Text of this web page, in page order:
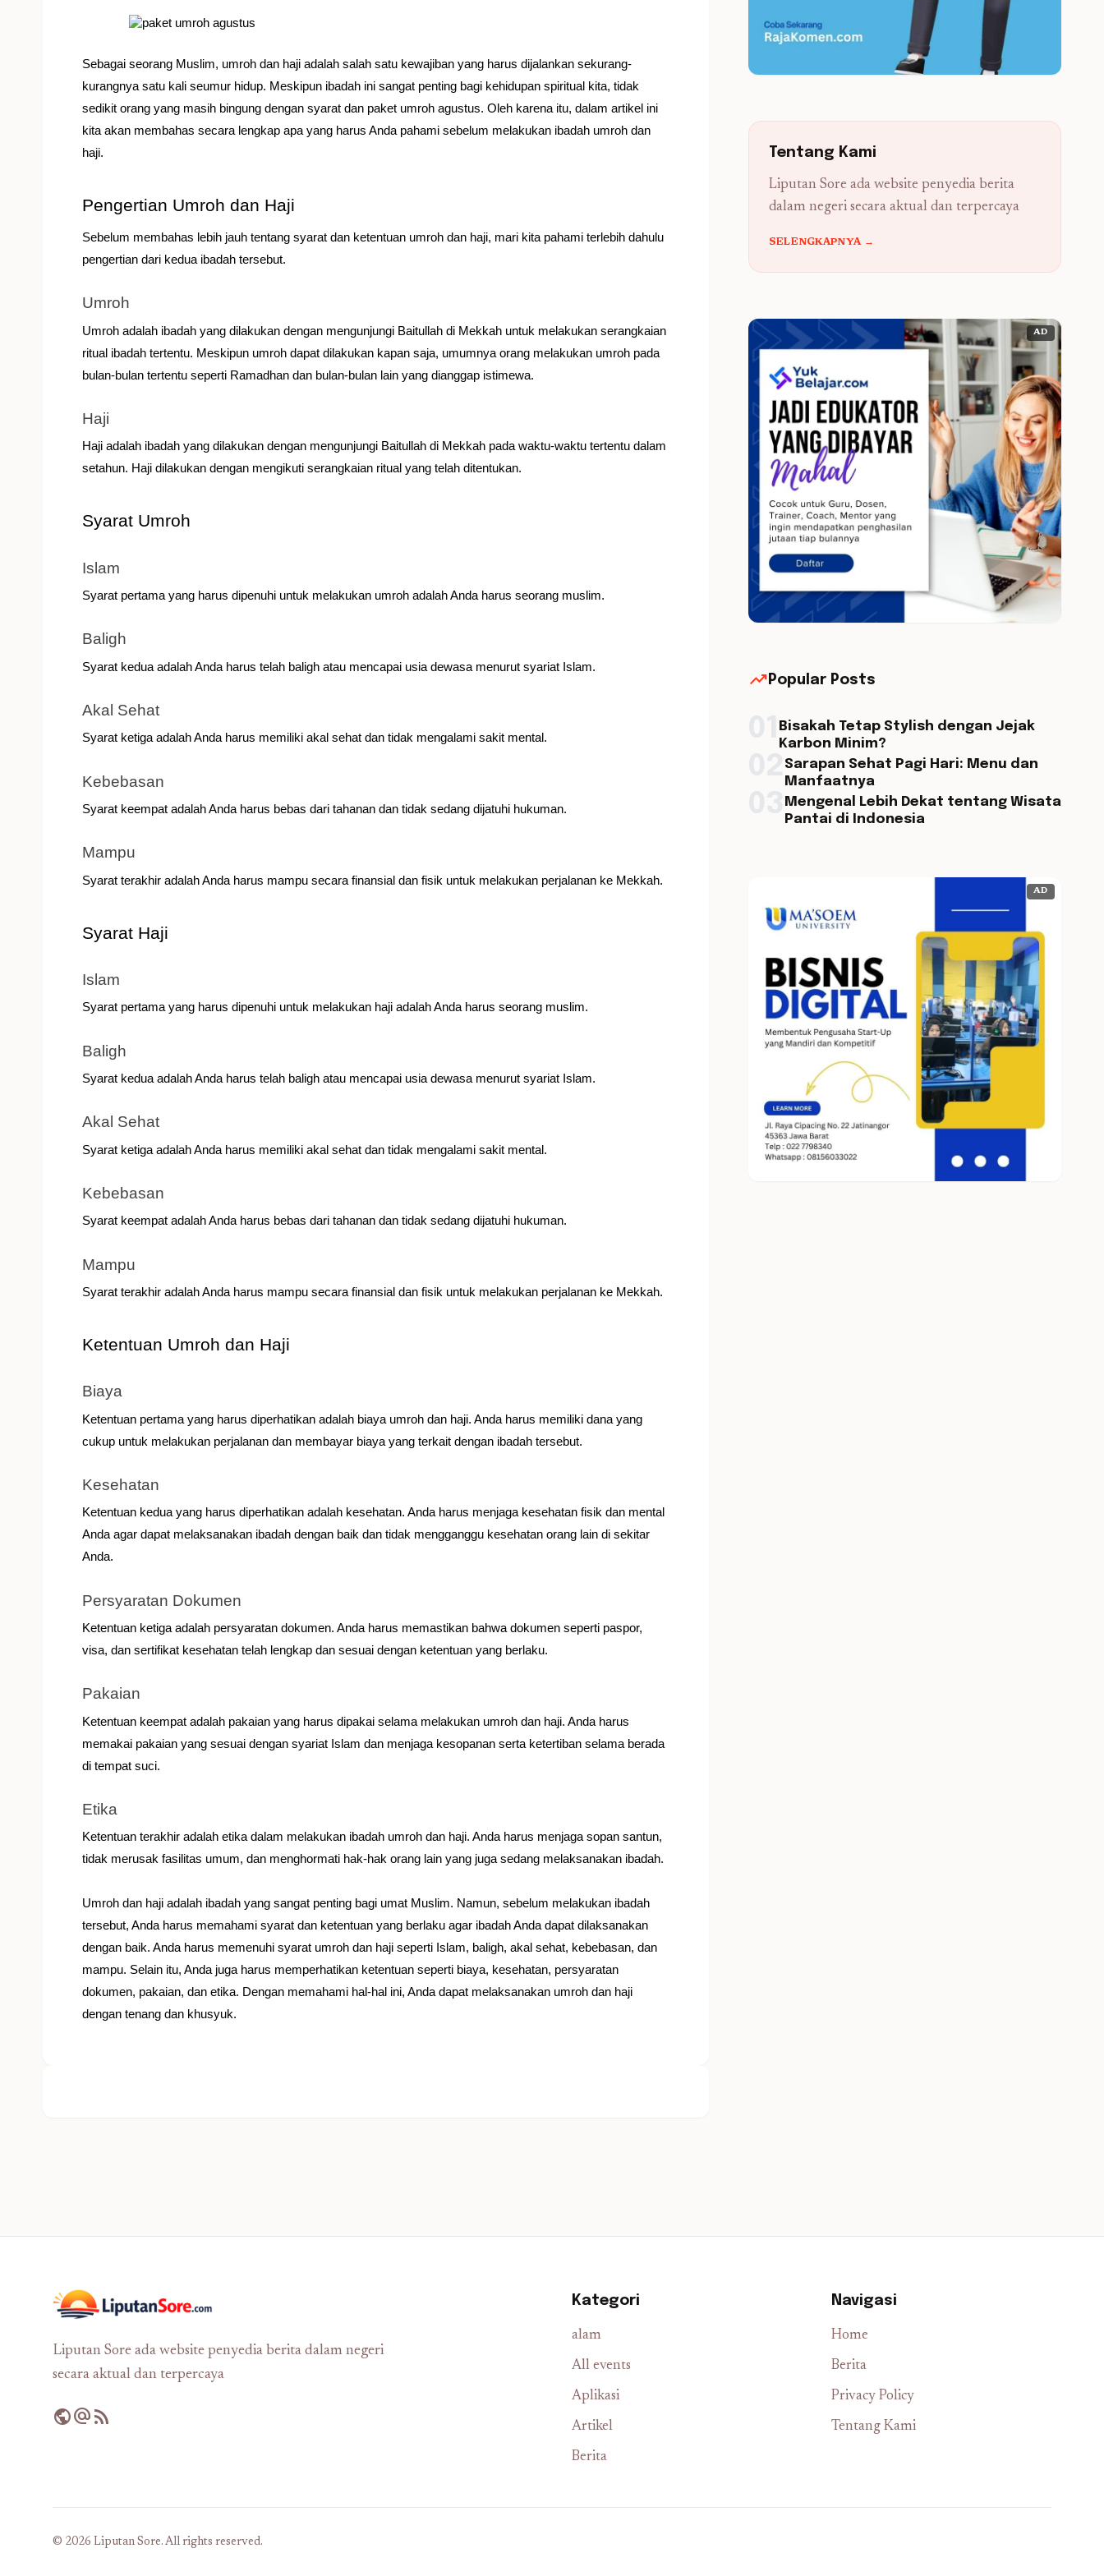
Sebagai seorang Muslim, umroh dan haji adalah salah satu kewajiban yang harus dijalankan sekurang-
kurangnya satu kali seumur hidup. Meskipun ibadah ini sangat penting bagi kehidupan spiritual kita, tidak
sedikit orang yang masih bingung dengan syarat dan paket umroh agustus. Oleh karena itu, dalam artikel ini
kita akan membahas secara lengkap apa yang harus Anda pahami sebelum melakukan ibadah umroh dan
haji.
Pengertian Umroh dan Haji
Sebelum membahas lebih jauh tentang syarat dan ketentuan umroh dan haji, mari kita pahami terlebih dahulu
pengertian dari kedua ibadah tersebut.
Umroh
Umroh adalah ibadah yang dilakukan dengan mengunjungi Baitullah di Mekkah untuk melakukan serangkaian
ritual ibadah tertentu. Meskipun umroh dapat dilakukan kapan saja, umumnya orang melakukan umroh pada
bulan-bulan tertentu seperti Ramadhan dan bulan-bulan lain yang dianggap istimewa.
Haji
Haji adalah ibadah yang dilakukan dengan mengunjungi Baitullah di Mekkah pada waktu-waktu tertentu dalam
setahun. Haji dilakukan dengan mengikuti serangkaian ritual yang telah ditentukan.
Syarat Umroh
Islam
Syarat pertama yang harus dipenuhi untuk melakukan umroh adalah Anda harus seorang muslim.
Baligh
Syarat kedua adalah Anda harus telah baligh atau mencapai usia dewasa menurut syariat Islam.
Akal Sehat
Syarat ketiga adalah Anda harus memiliki akal sehat dan tidak mengalami sakit mental.
Kebebasan
Syarat keempat adalah Anda harus bebas dari tahanan dan tidak sedang dijatuhi hukuman.
Mampu
Syarat terakhir adalah Anda harus mampu secara finansial dan fisik untuk melakukan perjalanan ke Mekkah.
Syarat Haji
Islam
Syarat pertama yang harus dipenuhi untuk melakukan haji adalah Anda harus seorang muslim.
Baligh
Syarat kedua adalah Anda harus telah baligh atau mencapai usia dewasa menurut syariat Islam.
Akal Sehat
Syarat ketiga adalah Anda harus memiliki akal sehat dan tidak mengalami sakit mental.
Kebebasan
Syarat keempat adalah Anda harus bebas dari tahanan dan tidak sedang dijatuhi hukuman.
Mampu
Syarat terakhir adalah Anda harus mampu secara finansial dan fisik untuk melakukan perjalanan ke Mekkah.
Ketentuan Umroh dan Haji
Biaya
Ketentuan pertama yang harus diperhatikan adalah biaya umroh dan haji. Anda harus memiliki dana yang
cukup untuk melakukan perjalanan dan membayar biaya yang terkait dengan ibadah tersebut.
Kesehatan
Ketentuan kedua yang harus diperhatikan adalah kesehatan. Anda harus menjaga kesehatan fisik dan mental
Anda agar dapat melaksanakan ibadah dengan baik dan tidak mengganggu kesehatan orang lain di sekitar
Anda.
Persyaratan Dokumen
Ketentuan ketiga adalah persyaratan dokumen. Anda harus memastikan bahwa dokumen seperti paspor,
visa, dan sertifikat kesehatan telah lengkap dan sesuai dengan ketentuan yang berlaku.
Pakaian
Ketentuan keempat adalah pakaian yang harus dipakai selama melakukan umroh dan haji. Anda harus
memakai pakaian yang sesuai dengan syariat Islam dan menjaga kesopanan serta ketertiban selama berada
di tempat suci.
Etika
Ketentuan terakhir adalah etika dalam melakukan ibadah umroh dan haji. Anda harus menjaga sopan santun,
tidak merusak fasilitas umum, dan menghormati hak-hak orang lain yang juga sedang melaksanakan ibadah.
Umroh dan haji adalah ibadah yang sangat penting bagi umat Muslim. Namun, sebelum melakukan ibadah
tersebut, Anda harus memahami syarat dan ketentuan yang berlaku agar ibadah Anda dapat dilaksanakan
dengan baik. Anda harus memenuhi syarat umroh dan haji seperti Islam, baligh, akal sehat, kebebasan, dan
mampu. Selain itu, Anda juga harus memperhatikan ketentuan seperti biaya, kesehatan, persyaratan
dokumen, pakaian, dan etika. Dengan memahami hal-hal ini, Anda dapat melaksanakan umroh dan haji
dengan tenang dan khusyuk.
Tentang Kami
Liputan Sore ada website penyedia berita
dalam negeri secara aktual dan terpercaya
SELENGKAPNYA →
AD
trending_up Popular Posts
Bisakah Tetap Stylish dengan Jejak
Karbon Minim?
Sarapan Sehat Pagi Hari: Menu dan
Manfaatnya
Mengenal Lebih Dekat tentang Wisata
Pantai di Indonesia
AD
Liputan Sore ada website penyedia berita dalam negeri
secara aktual dan terpercaya
publicalternate_emailrss_feed
Kategori
alam
All events
Aplikasi
Artikel
Berita
Navigasi
Home
Berita
Privacy Policy
Tentang Kami
© 2026 Liputan Sore. All rights reserved.